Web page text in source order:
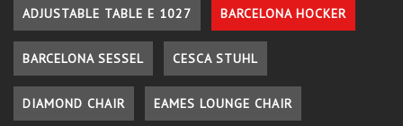
ADJUSTABLE TABLE E 1027 BARCELONA HOCKER
BARCELONA SESSEL CESCA STUHL
DIAMOND CHAIR EAMES LOUNGE CHAIR